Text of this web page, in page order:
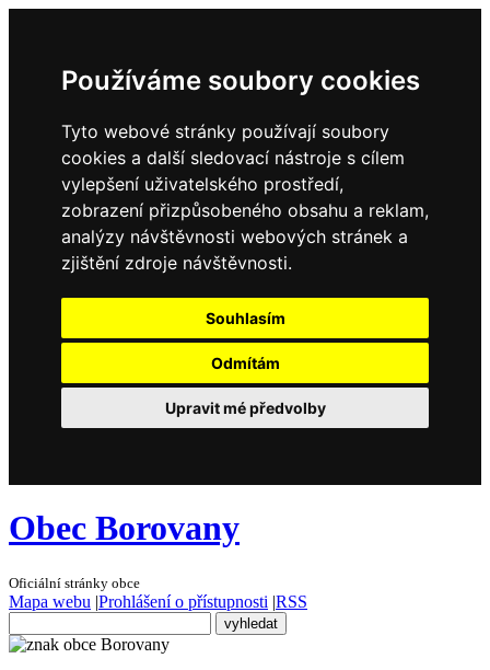
Používáme soubory cookies
Tyto webové stránky používají soubory
cookies a další sledovací nástroje s cílem
vylepšení uživatelského prostředí,
zobrazení přizpůsobeného obsahu a reklam,
analýzy návštěvnosti webových stránek a
zjištění zdroje návštěvnosti.
Souhlasím
Odmítám
Upravit mé předvolby
Obec Borovany
Oficiální stránky obce
Mapa webu |Prohlášení o přístupnosti |RSS